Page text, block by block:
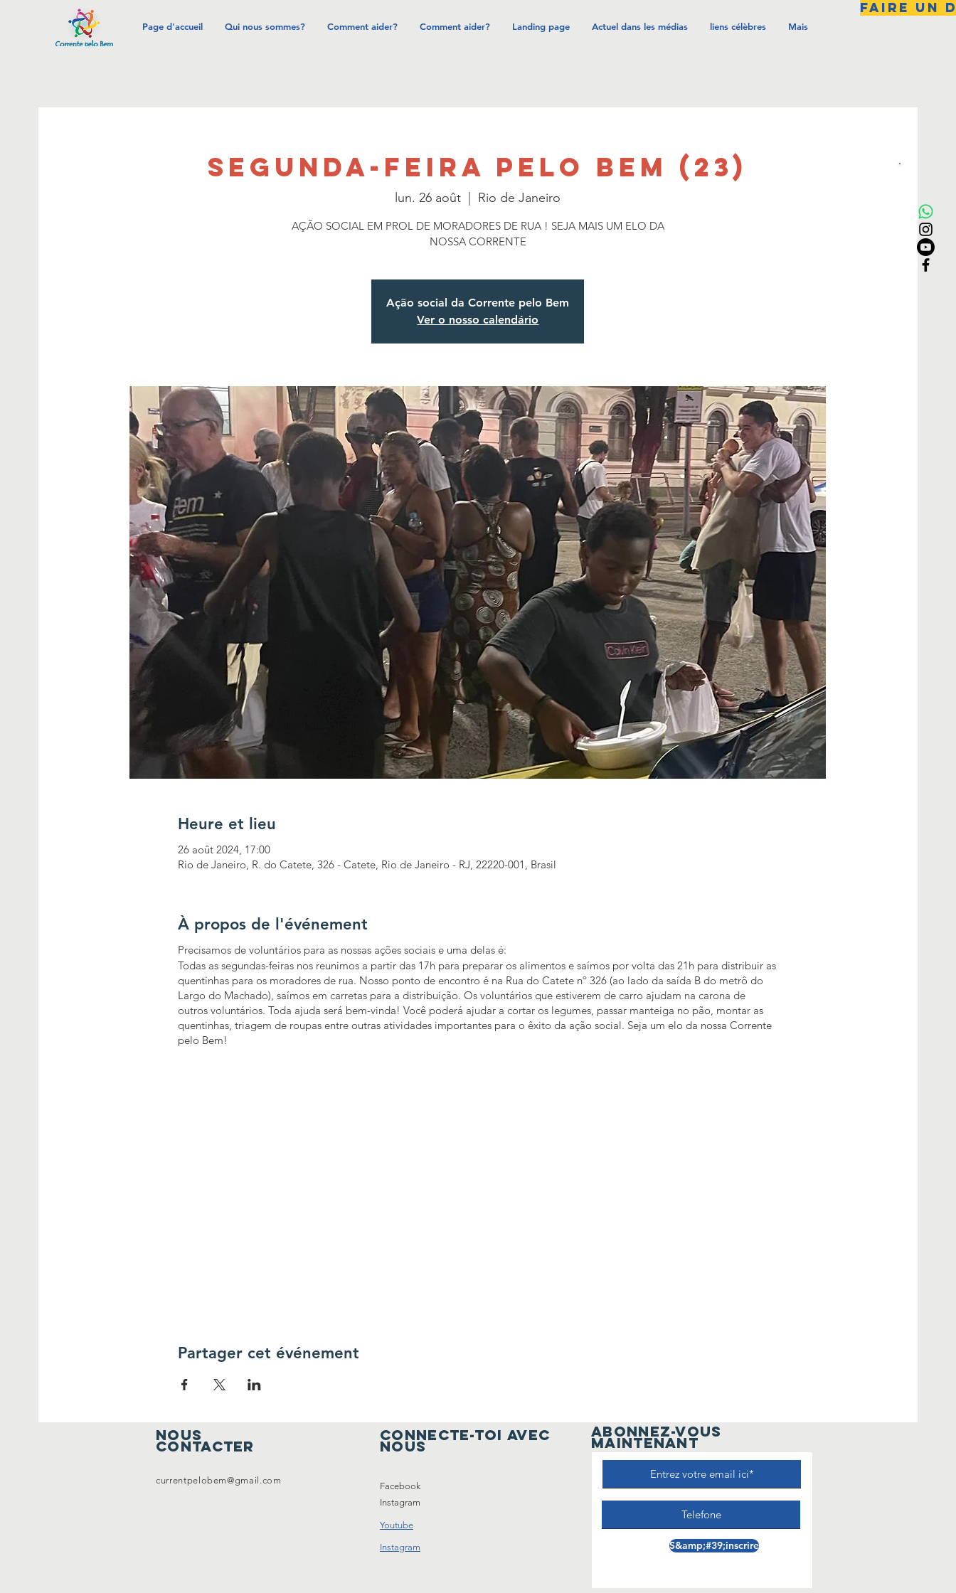
FAIRE UN
Page d'accueil Qui nous sommes? Comment aider? Comment aider? Landing page Actuel dans les médias liens célèbres Mais
SEGUNDA-FEIRA PELO BEM (23)
lun. 26 août Rio de Janeiro
AÇÃO SOCIAL EM PROL DE MORADORES DE RUA ! SEJA MAIS UM ELO DA
NOSSA CORRENTE
Ação social da Corrente pelo Bem
Ver o nosso calendário
Heure et lieu
26 août 2024, 17:00
Rio de Janeiro, R. do Catete, 326 - Catete, Rio de Janeiro - RJ, 22220-001, Brasil
À propos de l'événement
Precisamos de voluntários para as nossas ações sociais e uma delas é:
Todas as segundas-feiras nos reunimos a partir das 17h para preparar os alimentos e saímos por volta das 21h para distribuir as
quentinhas para os moradores de rua. Nosso ponto de encontro é na Rua do Catete nº 326 (ao lado da saída B do metrô do
Largo do Machado), saímos em carretas para a distribuição. Os voluntários que estiverem de carro ajudam na carona de
outros voluntários. Toda ajuda será bem-vinda! Você poderá ajudar a cortar os legumes, passar manteiga no pão, montar as
quentinhas, triagem de roupas entre outras atividades importantes para o êxito da ação social. Seja um elo da nossa Corrente
pelo Bem!
Partager cet événement
Nous
contacter
currentpelobem@gmail.com
Connecte-toi avec
nous
Facebook
Instagram
Youtube
Instagram
ABONNEZ-VOUS
MAINTENANT
S&amp;#39;inscrire